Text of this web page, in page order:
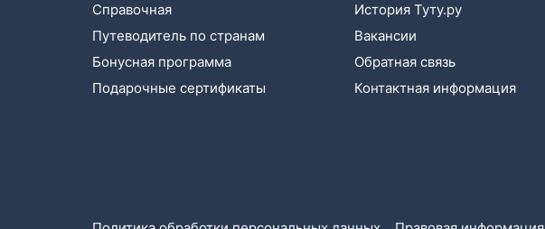
Справочная
Путеводитель по странам
Бонусная программа
Подарочные сертификаты
История Туту.ру
Вакансии
Обратная связь
Контактная информация